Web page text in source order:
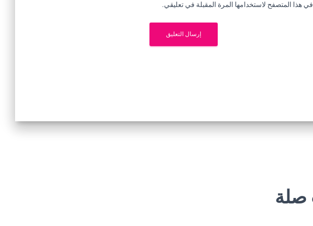
هذا المتصفح لاستخدامها المرة المقبلة في تعليقي.
صلة